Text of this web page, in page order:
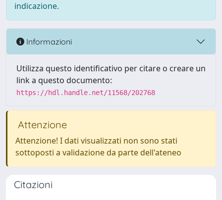
indicazione.
Informazioni
Utilizza questo identificativo per citare o creare un
link a questo documento:
https://hdl.handle.net/11568/202768
Attenzione
Attenzione! I dati visualizzati non sono stati
sottoposti a validazione da parte dell'ateneo
Citazioni